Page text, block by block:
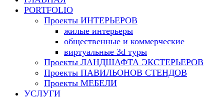
PORTFOLIO
Проекты ИНТЕРЬЕРОВ
жилые интерьеры
общественные и коммерческие
виртуальные 3d туры
Проекты ЛАНДШАФТА ЭКСТЕРЬЕРОВ
Проекты ПАВИЛЬОНОВ СТЕНДОВ
Проекты МЕБЕЛИ
УСЛУГИ